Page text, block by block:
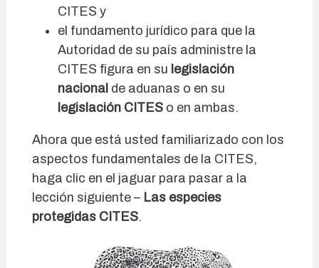
CITES y
el fundamento jurídico para que la
Autoridad de su país administre la
CITES figura en su legislación
nacional de aduanas o en su
legislación CITES o en ambas.
Ahora que está usted familiarizado con los
aspectos fundamentales de la CITES,
haga clic en el jaguar para pasar a la
lección siguiente – Las especies
protegidas CITES.